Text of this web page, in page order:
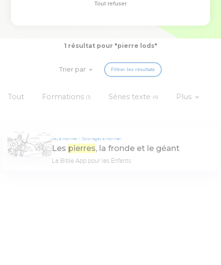
1 résultat pour "pierre lods"
Trier par Filtrer les résultats
Tout Formations (1) Séries texte (4) Plus
Jeu à imprimer Coloriages à imprimer
Les pierres, la fronde et le géant
La Bible App pour les Enfants
Tout refuser